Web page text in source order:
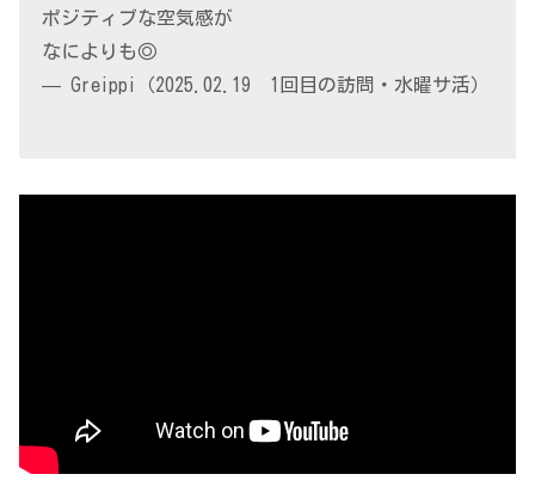
ポジティブな空気感が
なによりも◎
— Greippi（2025.02.19 1回目の訪問・水曜サ活）